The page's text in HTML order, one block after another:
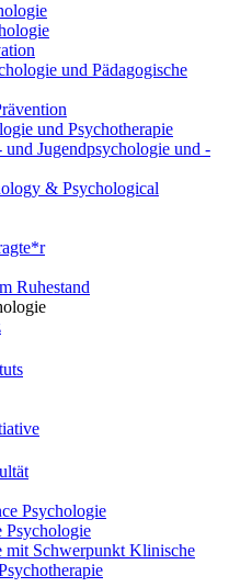
und Pädagogische
und Psychotherapie
Jugendpsychologie und -
& Psychological
Ruhestand
Psychologie
Psychologie
mit Schwerpunkt Klinische